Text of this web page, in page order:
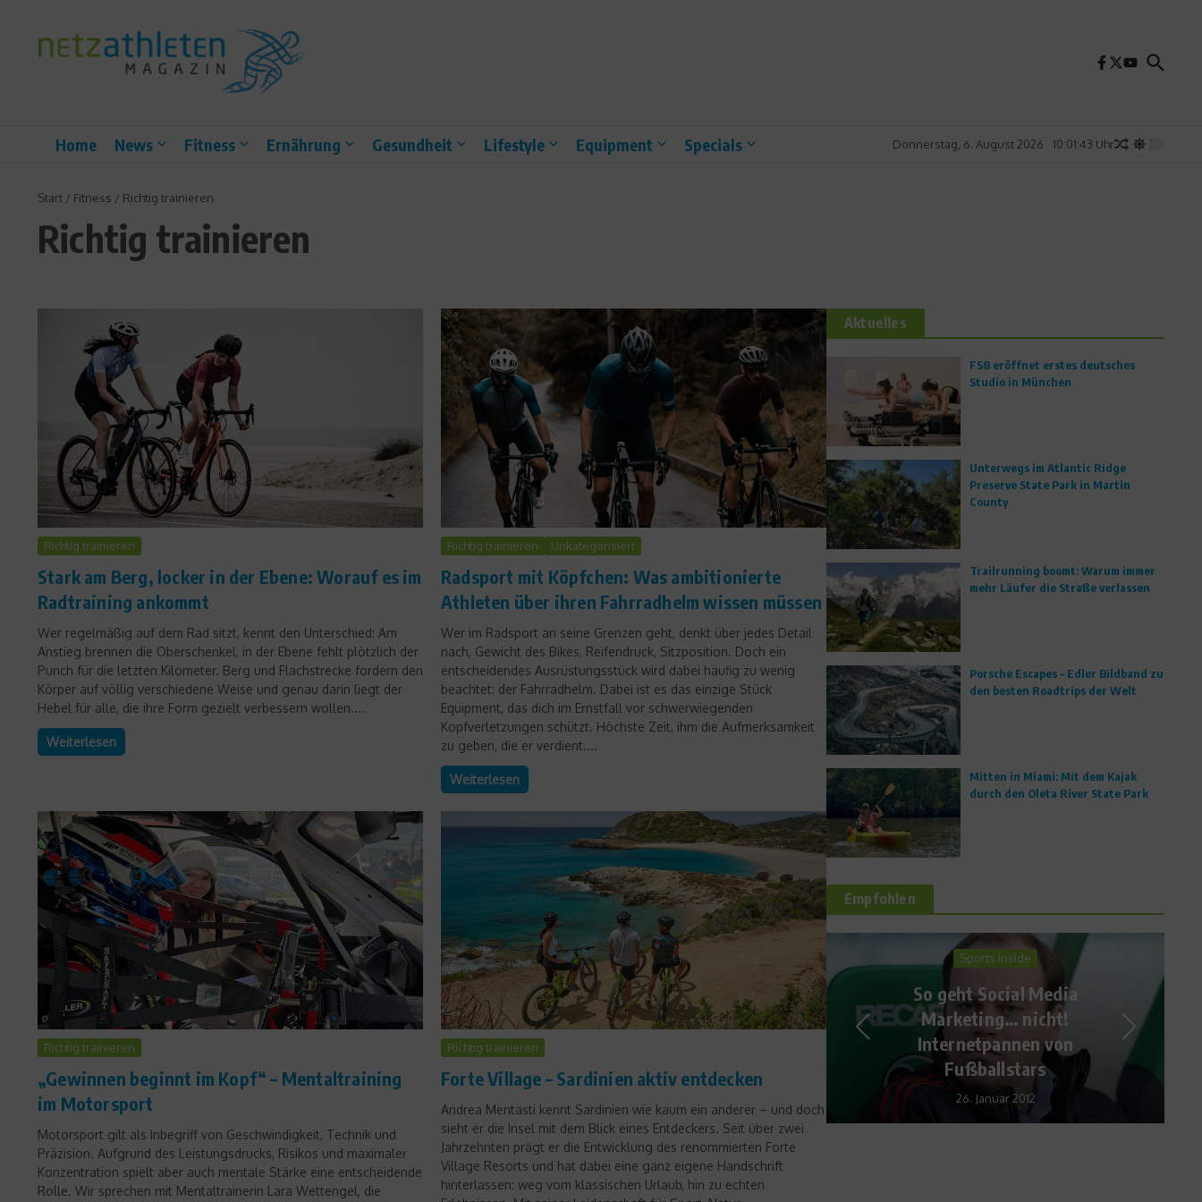
Home News Fitness Ernährung Gesundheit Lifestyle Equipment Specials Donnerstag, 6. August 2026 10:01:45 Uhr
Start / Fitness / Richtig trainieren
Richtig trainieren
Richtig trainieren
Stark am Berg, locker in der Ebene: Worauf es im
Radtraining ankommt
Wer regelmäßig auf dem Rad sitzt, kennt den Unterschied: Am
Anstieg brennen die Oberschenkel, in der Ebene fehlt plötzlich der
Punch für die letzten Kilometer. Berg und Flachstrecke fordern den
Körper auf völlig verschiedene Weise und genau darin liegt der
Hebel für alle, die ihre Form gezielt verbessern wollen....
Weiterlesen
Richtig trainieren Unkategorisiert
Radsport mit Köpfchen: Was ambitionierte
Athleten über ihren Fahrradhelm wissen müssen
Wer im Radsport an seine Grenzen geht, denkt über jedes Detail
nach, Gewicht des Bikes, Reifendruck, Sitzposition. Doch ein
entscheidendes Ausrüstungsstück wird dabei häufig zu wenig
beachtet: der Fahrradhelm. Dabei ist es das einzige Stück
Equipment, das dich im Ernstfall vor schwerwiegenden
Kopfverletzungen schützt. Höchste Zeit, ihm die Aufmerksamkeit
zu geben, die er verdient....
Weiterlesen
Richtig trainieren
„Gewinnen beginnt im Kopf“ – Mentaltraining
im Motorsport
Motorsport gilt als Inbegriff von Geschwindigkeit, Technik und
Präzision. Aufgrund des Leistungsdrucks, Risikos und maximaler
Konzentration spielt aber auch mentale Stärke eine entscheidende
Rolle. Wir sprechen mit Mentaltrainerin Lara Wettengel, die
Richtig trainieren
Forte Village – Sardinien aktiv entdecken
Andrea Mentasti kennt Sardinien wie kaum ein anderer – und doch
sieht er die Insel mit dem Blick eines Entdeckers. Seit über zwei
Jahrzehnten prägt er die Entwicklung des renommierten Forte
Village Resorts und hat dabei eine ganz eigene Handschrift
hinterlassen: weg vom klassischen Urlaub, hin zu echten
Aktuelles
FS8 eröffnet erstes deutsches
Studio in München
Unterwegs im Atlantic Ridge
Preserve State Park in Martin
County
Trailrunning boomt: Warum immer
mehr Läufer die Straße verlassen
Porsche Escapes – Edler Bildband zu
den besten Roadtrips der Welt
Mitten in Miami: Mit dem Kajak
durch den Oleta River State Park
Empfohlen
Sports Inside
So geht Social Media
Marketing… nicht!
Fußballstars
Sports in the City
ISPO 2016 – Nachhaltig
20. Januar 2016